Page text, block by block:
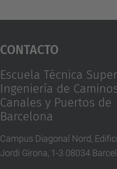
Contacto
Escuela Técnica
Ingeniería de
Canales y Puertos de
Barcelona
Campus Diagonal Nord,
Jordi Girona, 1-3 08034